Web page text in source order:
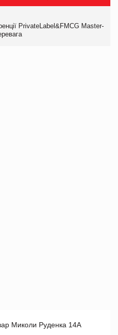
PrivateLabel&FMCG Master-
Миколи Руденка 14А